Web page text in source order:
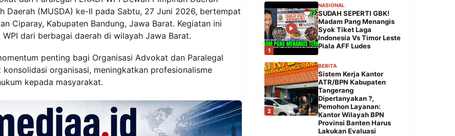
Daerah (MUSDA) ke-II pada Sabtu, 27 Juni 2026, bertempat
Ciparay, Kabupaten Bandung, Jawa Barat. Kegiatan ini
dari berbagai daerah di wilayah Jawa Barat.
penting bagi Organisasi Advokat dan Paralegal
konsolidasi organisasi, meningkatkan profesionalisme
kepada masyarakat.
1
NASIONAL
SUDAH SEPERTI GBK!
Madam Pang Menangis
Syok Tiket Laga
Indonesia Vs Timor Leste
Piala AFF Ludes
2
BERITA
Sistem Kerja Kantor
ATR/BPN Kabupaten
Tangerang
Dipertanyakan ?,
Pemohon Layanan:
Kantor Wilayah BPN
Provinsi Banten Harus
Lakukan Evaluasi